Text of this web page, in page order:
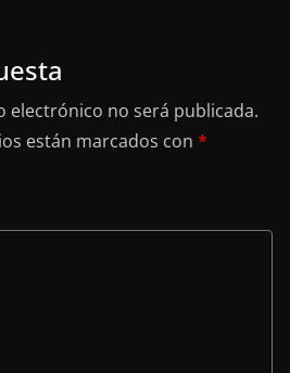
electrónico no será publicada.
están marcados con *